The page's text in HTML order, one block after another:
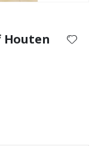
Houten